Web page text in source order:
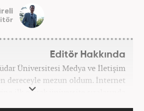
Editör Hakkında
Üniversitesi Medya ve İletişim
dereceyle mezun oldum. İnternet
ilk olarak üniversite sıralarında